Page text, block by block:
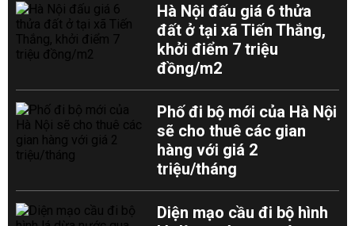
Hà Nội đấu giá 6 thửa
đất ở tại xã Tiến Thắng,
khởi điểm 7 triệu
đồng/m2
Phố đi bộ mới của Hà Nội
sẽ cho thuê các gian
hàng với giá 2
triệu/tháng
Diện mạo cầu đi bộ hình